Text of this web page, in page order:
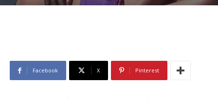
Facebook X Pinterest